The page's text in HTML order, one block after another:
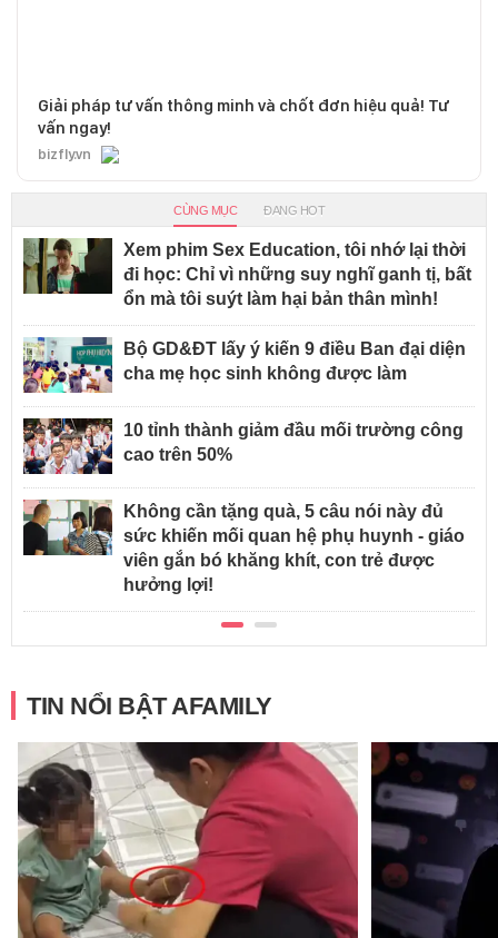
Giải pháp tư vấn thông minh và chốt đơn hiệu quả! Tư
vấn ngay!
bizfly.vn
CÙNG MỤC ĐANG HOT
Xem phim Sex Education, tôi nhớ lại thời
đi học: Chỉ vì những suy nghĩ ganh tị, bất
ổn mà tôi suýt làm hại bản thân mình!
Bộ GD&ĐT lấy ý kiến 9 điều Ban đại diện
cha mẹ học sinh không được làm
10 tỉnh thành giảm đầu mối trường công
cao trên 50%
Không cần tặng quà, 5 câu nói này đủ
sức khiến mối quan hệ phụ huynh - giáo
viên gắn bó khăng khít, con trẻ được
hưởng lợi!
TIN NỔI BẬT AFAMILY